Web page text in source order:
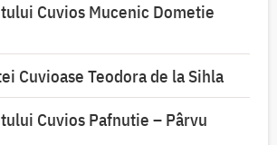
Cuvios Mucenic Dometie
Cuvioase Teodora de la Sihla
Cuvios Pafnutie – Pârvu